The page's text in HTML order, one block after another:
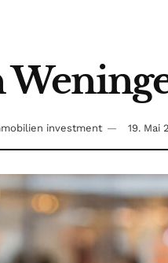
investment 19. Mai